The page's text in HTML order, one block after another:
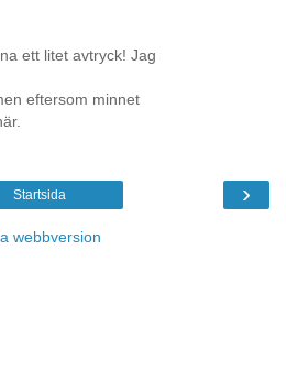
ett litet avtryck! Jag
eftersom minnet
›
Startsida
webbversion